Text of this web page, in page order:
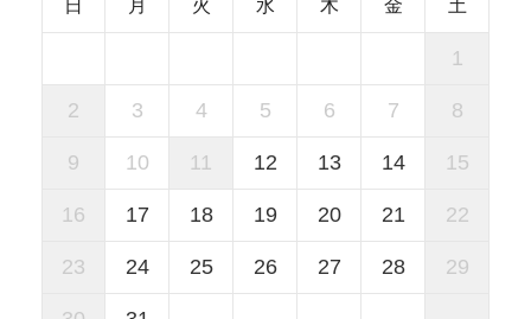
日 月 火 水 木 金 土
1
2 3 4 5 6 7 8
9 10 11 12 13 14 15
16 17 18 19 20 21 22
23 24 25 26 27 28 29